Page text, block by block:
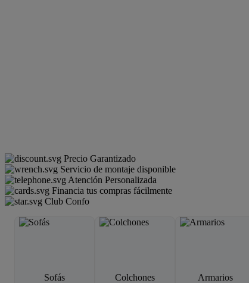
Precio Garantizado
Servicio de montaje disponible
Atención Personalizada
Financia tus compras fácilmente
Club Confo
Sofás Colchones Armarios